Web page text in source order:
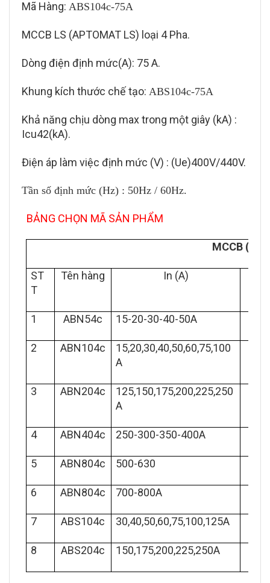
Mã Hàng: ABS104c-75A
MCCB LS (APTOMAT LS) loại 4 Pha.
Dòng điện định mức(A): 75 A.
Khung kích thước chế tạo: ABS104c-75A
Khả năng chịu dòng max trong một giây (kA) :
Icu42(kA).
Điện áp làm việc định mức (V) : (Ue)400V/440V.
Tần số định mức (Hz) : 50Hz / 60Hz.
BẢNG CHỌN MÃ SẢN PHẨM
MCCB
ST
T
Tên hàng In (A)
1 ABN54c 15-20-30-40-50A
2 ABN104c
15,20,30,40,50,60,75,100
A
3 ABN204c
125,150,175,200,225,250
A
4 ABN404c 250-300-350-400A
5 ABN804c 500-630
6 ABN804c 700-800A
7 ABS104c 30,40,50,60,75,100,125A
8 ABS204c 150,175,200,225,250A